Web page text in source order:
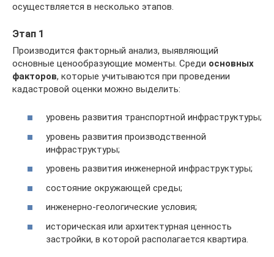
осуществляется в несколько этапов.
Этап 1
Производится факторный анализ, выявляющий
основные ценообразующие моменты. Среди основных
факторов, которые учитываются при проведении
кадастровой оценки можно выделить:
уровень развития транспортной инфраструктуры;
уровень развития производственной
инфраструктуры;
уровень развития инженерной инфраструктуры;
состояние окружающей среды;
инженерно-геологические условия;
историческая или архитектурная ценность
застройки, в которой располагается квартира.